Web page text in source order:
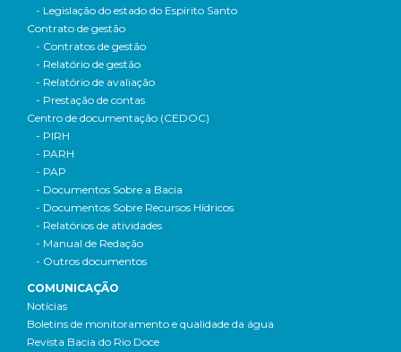
- Legislação do estado do Espírito Santo
Contrato de gestão
- Contratos de gestão
- Relatório de gestão
- Relatório de avaliação
- Prestação de contas
Centro de documentação (CEDOC)
- PIRH
- PARH
- PAP
- Documentos Sobre a Bacia
- Documentos Sobre Recursos Hídricos
- Relatórios de atividades
- Manual de Redação
- Outros documentos
COMUNICAÇÃO
Notícias
Boletins de monitoramento e qualidade da água
Revista Bacia do Rio Doce